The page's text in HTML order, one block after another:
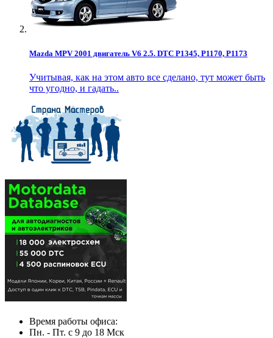
Mazda MPV 2001 двигатель V6 2.5. DTC P1345, P1170, P1173
Учитывая, как на этом авто все сделано, тут может быть
что угодно, и гадать..
Время работы офиса:
Пн. - Пт. с 9 до 18 Мск